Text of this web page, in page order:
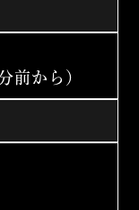
前から）